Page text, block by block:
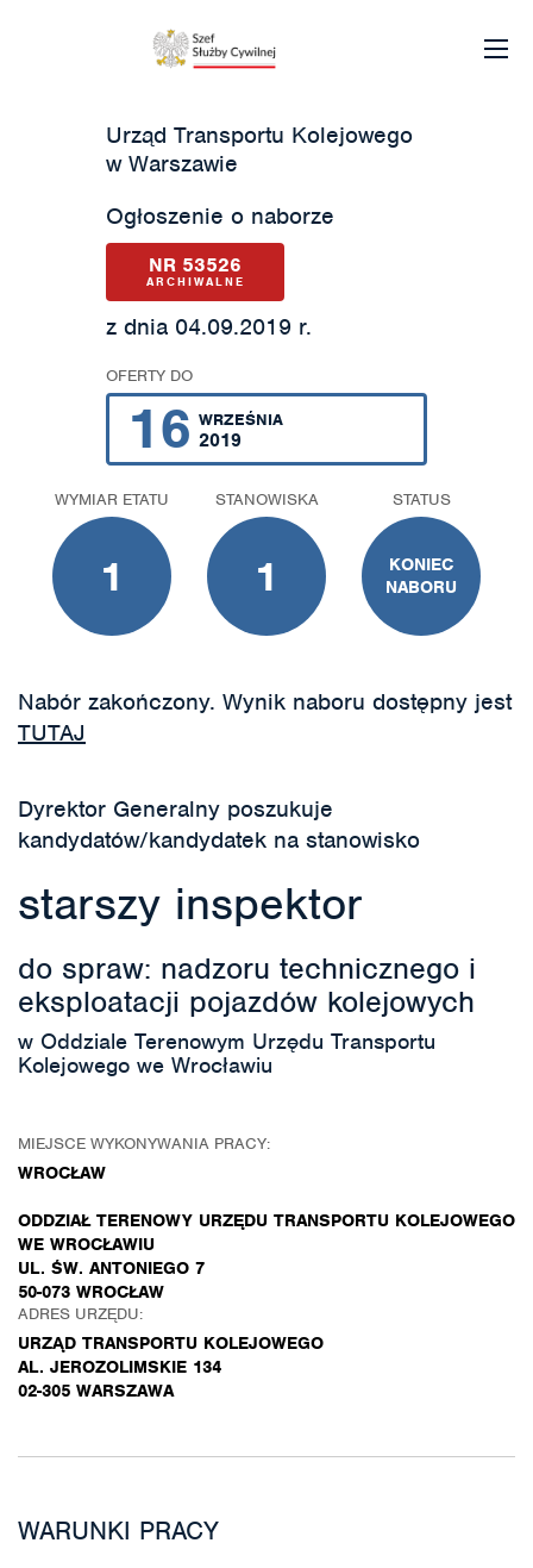
Urząd Transportu Kolejowego
w Warszawie
Ogłoszenie o naborze
NR 53526
ARCHIWALNE
z dnia 04.09.2019 r.
OFERTY DO
16 WRZEŚNIA
2019
WYMIAR ETATU
1
STANOWISKA
1
STATUS
KONIEC
NABORU
Nabór zakończony. Wynik naboru dostępny jest
TUTAJ
Dyrektor Generalny poszukuje
kandydatów/kandydatek na stanowisko
starszy inspektor
do spraw: nadzoru technicznego i
eksploatacji pojazdów kolejowych
w Oddziale Terenowym Urzędu Transportu
Kolejowego we Wrocławiu
MIEJSCE WYKONYWANIA PRACY:
WROCŁAW
ODDZIAŁ TERENOWY URZĘDU TRANSPORTU KOLEJOWEGO
WE WROCŁAWIU
UL. ŚW. ANTONIEGO 7
50-073 WROCŁAW
ADRES URZĘDU:
URZĄD TRANSPORTU KOLEJOWEGO
AL. JEROZOLIMSKIE 134
02-305 WARSZAWA
WARUNKI PRACY